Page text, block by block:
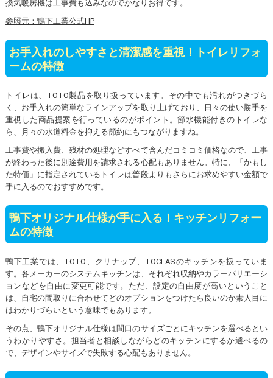
換気暖房機は工事費も込みなのでかなりお得です。
参照元：鴨下工業公式HP
お手入れのしやすさと清潔感を重視！トイレリフォ
ームの特徴
トイレは、TOTO製品を取り扱っています。その中でも汚れがつきづら
く、お手入れの簡単なラインアップを取り上げており、日々の使い勝手を
重視した商品提案を行っているのがポイント。節水機能付きのトイレな
ら、月々の水道料金を抑える節約にもつながりますね。
工事費や搬入費、残材の処理などすべて含んだコミコミ価格なので、工事
が終わった後に別途費用を請求される心配もありません。特に、「かもし
た特価」に指定されているトイレは普段よりもさらにお求めやすい金額で
手に入るのでおすすめです。
鴨下オリジナル仕様が手に入る！キッチンリフォー
ムの特徴
鴨下工業では、TOTO、クリナップ、TOCLASのキッチンを扱っていま
す。各メーカーのシステムキッチンは、それぞれ収納やカラーバリエーシ
ョンなどを自由に変更可能です。ただ、設定の自由度が高いということ
は、自宅の間取りに合わせてどのオプションをつけたら良いのか素人目に
はわかりづらいという意味でもあります。
その点、鴨下オリジナル仕様は間口のサイズごとにキッチンを選べるとい
うわかりやすさ。担当者と相談しながらどのキッチンにするか選べるの
で、デザインやサイズで失敗する心配もありません。